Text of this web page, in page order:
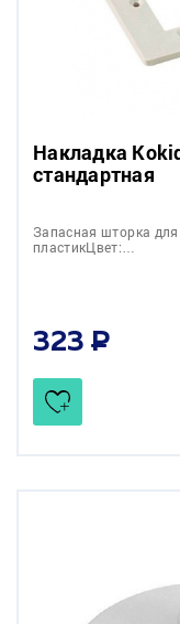
Накладка
стандартная
Запасная шторка
пластикЦвет:…
323